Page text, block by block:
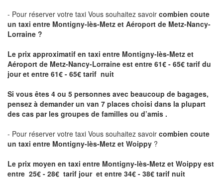
- Pour réserver votre taxi Vous souhaitez savoir combien coute
un taxi entre Montigny-lès-Metz et Aéroport de Metz-Nancy-
Lorraine ?
Le prix approximatif en taxi entre Montigny-lès-Metz et
Aéroport de Metz-Nancy-Lorraine est entre 61€ - 65€ tarif du
jour et entre 61€ - 65€ tarif nuit
Si vous êtes 4 ou 5 personnes avec beaucoup de bagages,
pensez à demander un van 7 places choisi dans la plupart
des cas par les groupes de familles ou d’amis .
- Pour réserver votre taxi Vous souhaitez savoir combien coute
un taxi entre Montigny-lès-Metz et Woippy ?
Le prix moyen en taxi entre Montigny-lès-Metz et Woippy est
entre 25€ - 28€ tarif jour et entre 34€ - 38€ tarif nuit